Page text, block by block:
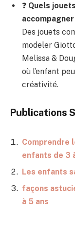
❓ Quels
Des jouets
modeler
Melissa &
où l’enfant
créativité.
Publications
Comprendre
enfants de 3
Les enfants
façons
à 5 ans